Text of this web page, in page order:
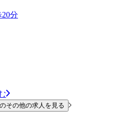
分
その他の求人を見る